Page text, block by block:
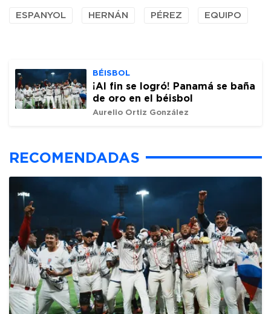
ESPANYOL HERNÁN PÉREZ EQUIPO
BÉISBOL
¡Al fin se logró! Panamá se baña
de oro en el béisbol
Aurelio Ortiz González
RECOMENDADAS